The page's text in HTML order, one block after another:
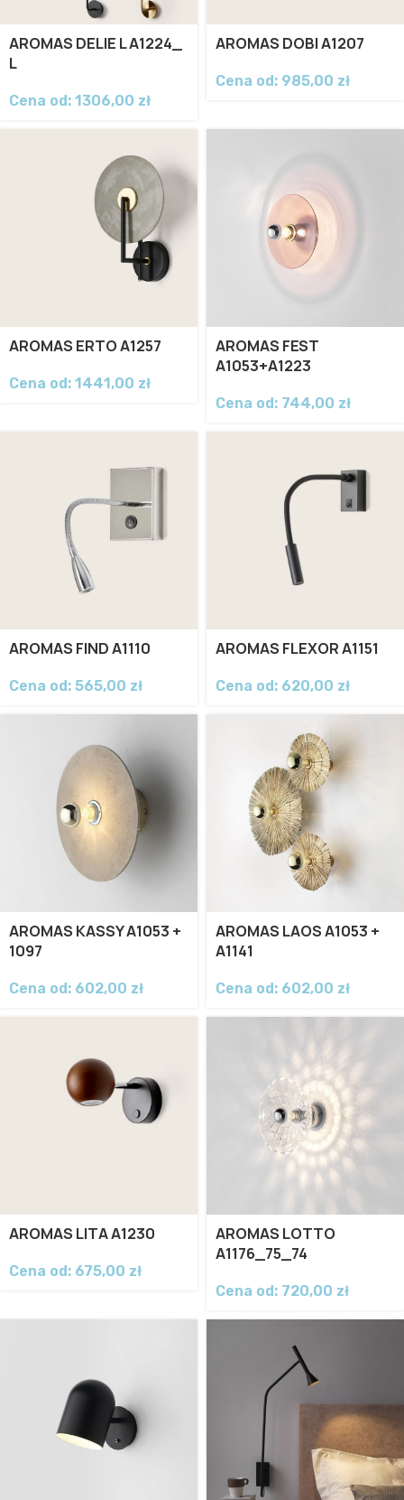
AROMAS DELIE L A1224_
L
Cena od: 1306,00 zł
AROMAS DOBI A1207
Cena od: 985,00 zł
AROMAS ERTO A1257
Cena od: 1441,00 zł
AROMAS FEST
A1053+A1223
Cena od: 744,00 zł
AROMAS FIND A1110
Cena od: 565,00 zł
AROMAS FLEXOR A1151
Cena od: 620,00 zł
AROMAS KASSY A1053 +
1097
Cena od: 602,00 zł
AROMAS LAOS A1053 +
A1141
Cena od: 602,00 zł
AROMAS LITA A1230
Cena od: 675,00 zł
AROMAS LOTTO
A1176_75_74
Cena od: 720,00 zł